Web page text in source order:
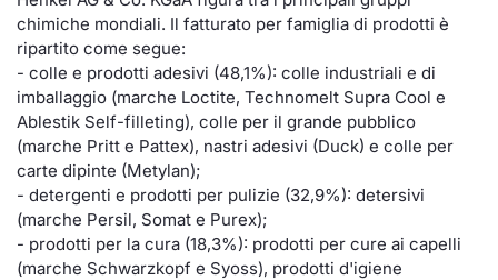
chimiche mondiali. Il fatturato per famiglia di prodotti è
ripartito come segue:
- colle e prodotti adesivi (48,1%): colle industriali e di
imballaggio (marche Loctite, Technomelt Supra Cool e
Ablestik Self-filleting), colle per il grande pubblico
(marche Pritt e Pattex), nastri adesivi (Duck) e colle per
carte dipinte (Metylan);
- detergenti e prodotti per pulizie (32,9%): detersivi
(marche Persil, Somat e Purex);
- prodotti per la cura (18,3%): prodotti per cure ai capelli
(marche Schwarzkopf e Syoss), prodotti d'igiene
Documenti
Listed Brands
Calendario Conferenze
IPO e Matricole
Cambi
Per
BTP
BONO
OAT
BUND
KID/
Listing
Notizie
Notizie e Formazione
Chi siamo
Servizi
Dati di
Analisi
Mifid 2